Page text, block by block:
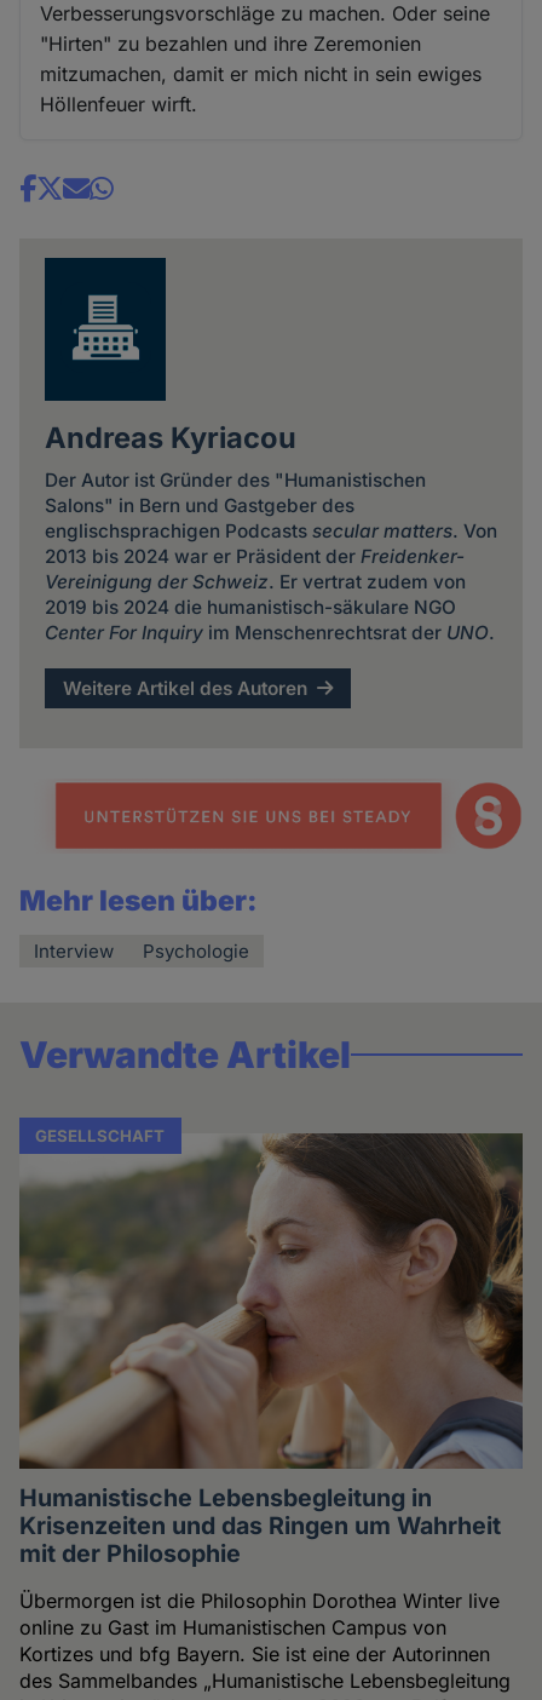
Verbesserungsvorschläge zu machen. Oder seine
"Hirten" zu bezahlen und ihre Zeremonien
mitzumachen, damit er mich nicht in sein ewiges
Höllenfeuer wirft.
Share
Andreas Kyriacou
Der Autor ist Gründer des "Humanistischen
Salons" in Bern und Gastgeber des
englischsprachigen Podcasts secular matters. Von
2013 bis 2024 war er Präsident der Freidenker-
Vereinigung der Schweiz. Er vertrat zudem von
2019 bis 2024 die humanistisch-säkulare NGO
Center For Inquiryim Menschenrechtsrat der UNO.
Weitere Artikel des Autoren
Mehr lesen über:
Interview Psychologie
Verwandte Artikel
GESELLSCHAFT
Humanistische Lebensbegleitung in
Krisenzeiten und das Ringen um Wahrheit
mit der Philosophie
Übermorgen ist die Philosophin Dorothea Winter live
online zu Gast im Humanistischen Campus von
Kortizes und bfg Bayern. Sie ist eine der Autorinnen
des Sammelbandes „Humanistische Lebensbegleitung